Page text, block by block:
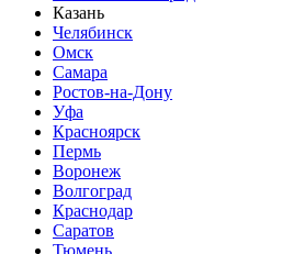
Казань
Челябинск
Омск
Самара
Ростов-на-Дону
Уфа
Красноярск
Пермь
Воронеж
Волгоград
Краснодар
Саратов
Тюмень